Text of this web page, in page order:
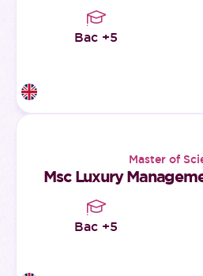
Bac +5
Master of
Msc Luxury
Bac +5